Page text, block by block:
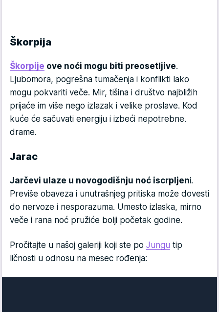
Škorpija
Škorpije ove noći mogu biti preosetljive.
Ljubomora, pogrešna tumačenja i konflikti lako
mogu pokvariti veče. Mir, tišina i društvo najbližih
prijaće im više nego izlazak i velike proslave. Kod
kuće će sačuvati energiju i izbeći nepotrebne.
drame.
Jarac
Jarčevi ulaze u novogodišnju noć iscrpljeni.
Previše obaveza i unutrašnjeg pritiska može dovesti
do nervoze i nesporazuma. Umesto izlaska, mirno
veče i rana noć pružiće bolji početak godine.
Pročitajte u našoj galeriji koji ste po Jungu tip
ličnosti u odnosu na mesec rođenja: